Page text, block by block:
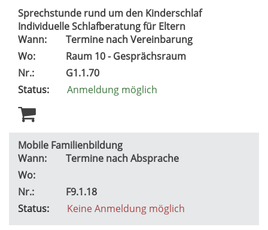
Sprechstunde rund um den Kinderschlaf
Individuelle Schlafberatung für Eltern
Wann:
Termine nach Vereinbarung
Wo:
Raum 10 - Gesprächsraum
Nr.:
G1.1.70
Status:
Anmeldung möglich
Mobile Familienbildung
Wann:
Termine nach Absprache
Wo:
Nr.:
F9.1.18
Status:
Keine Anmeldung möglich